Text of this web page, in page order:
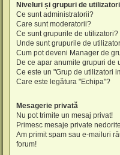
Niveluri și grupuri de utilizatori
Ce sunt administratorii?
Care sunt moderatorii?
Ce sunt grupurile de utilizatori?
Unde sunt grupurile de
Cum pot deveni Manager de
De ce apar anumite grupuri de
Ce este un "Grup de utilizatori
Care este legătura "Echipa"?
Mesagerie privată
Nu pot trimite un mesaj privat!
Primesc mesaje private
Am primit spam sau e-mailuri
forum!